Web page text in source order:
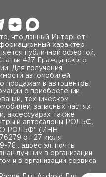
что данный Интернет-
характер
публичной офертой,
437 Гражданского
Для получения
автомобилей
продажам в автоцентры
о приобретении
техническом
запасных частях,
аксессуарах также
и автосалоны РОЛЬФ.
РОЛЬФ" (ИНН
от 27 июля
78 , адрес эл. почты
лучшим в организации
и в организации сервиса